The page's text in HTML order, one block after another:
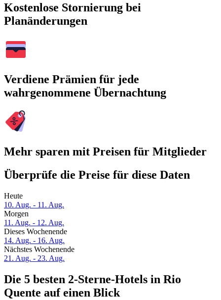
Kostenlose Stornierung bei
Planänderungen
Verdiene Prämien für jede
wahrgenommene Übernachtung
Mehr sparen mit Preisen für Mitglieder
Überprüfe die Preise für diese Daten
Heute
10. Aug. - 11. Aug.
Morgen
11. Aug. - 12. Aug.
Dieses Wochenende
14. Aug. - 16. Aug.
Nächstes Wochenende
21. Aug. - 23. Aug.
Die 5 besten 2-Sterne-Hotels in Rio
Quente auf einen Blick